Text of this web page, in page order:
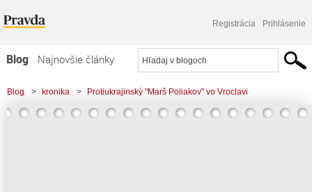
Registrácia Prihlásenie
Blog
Najnovšie články
Najčítanejšie články
Najkomentovanejšie články
Blog > kronika > Protiukrajinský "Marš Poliakov" vo Vroclavi